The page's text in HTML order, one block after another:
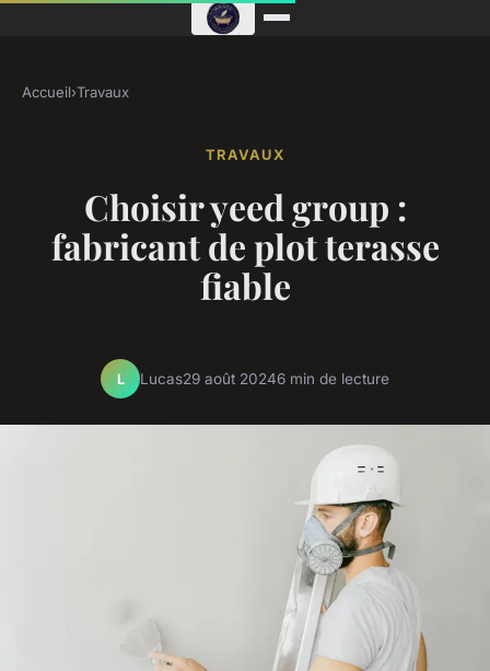
Accueil›Travaux
TRAVAUX
Choisir yeed group :
fabricant de plot terasse
fiable
L Lucas29 août 20246 min de lecture